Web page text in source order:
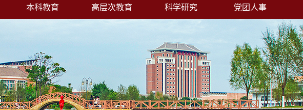
本科教育 高层次教育 科学研究 党团人事